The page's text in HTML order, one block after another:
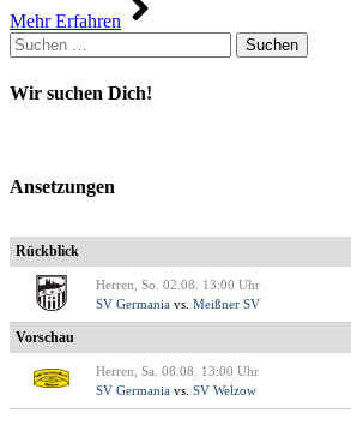
Mehr Erfahren
Suchen
nach:
Wir suchen Dich!
Ansetzungen
Rückblick
Herren, So. 02.08. 13:00 Uhr
SV Germania vs. Meißner SV
Vorschau
Herren, Sa. 08.08. 13:00 Uhr
SV Germania vs. SV Welzow